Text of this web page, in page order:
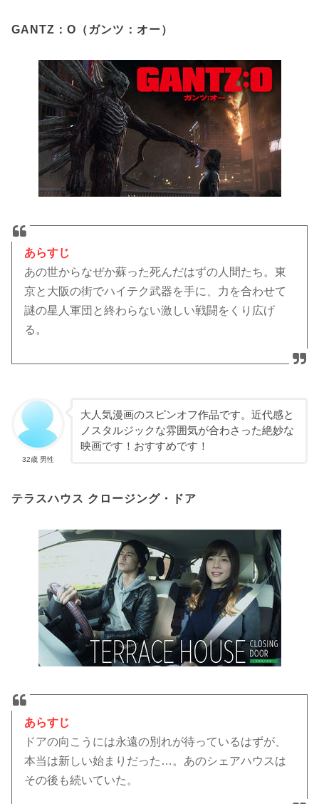
GANTZ：O（ガンツ：オー）
あらすじ
あの世からなぜか蘇った死んだはずの人間たち。東
京と大阪の街でハイテク武器を手に、力を合わせて
謎の星人軍団と終わらない激しい戦闘をくり広げ
る。
32歳 男性
大人気漫画のスピンオフ作品です。近代感と
ノスタルジックな雰囲気が合わさった絶妙な
映画です！おすすめです！
テラスハウス クロージング・ドア
あらすじ
ドアの向こうには永遠の別れが待っているはずが、
本当は新しい始まりだった…。あのシェアハウスは
その後も続いていた。